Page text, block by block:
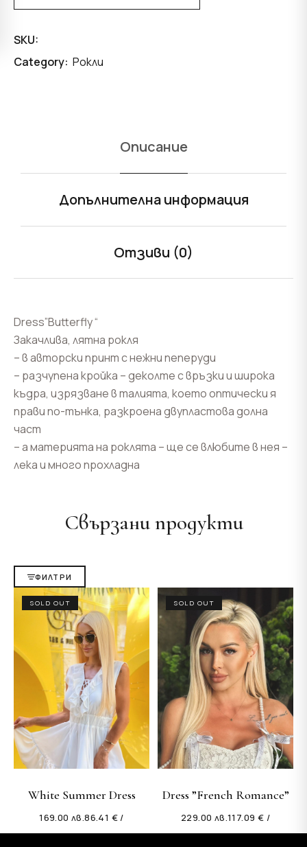
SKU:
Category: Рокли
Описание
Допълнителна информация
Отзиви (0)
Dress”Butterfly “
Закачлива, лятна рокля
– в авторски принт с нежни пеперуди
– разчупена кройка – деколте с връзки и широка
къдра, изрязване в талията, което оптически я
прави по-тънка, разкроена двупластова долна
част
– а материята на роклята – ще се влюбите в нея –
лека и много прохладна
Свързани продукти
ФИЛТРИ
SOLD OUT
White Summer Dress
86.41 € /
169.00 лв.
SOLD OUT
Dress ”French Romance”
117.09 € /
229.00 лв.